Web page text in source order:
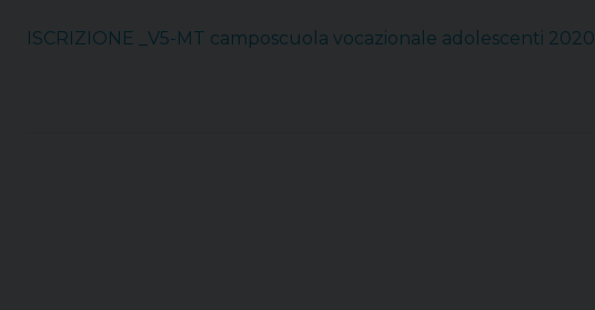
ISCRIZIONE _V5-MT camposcuola vocazionale adolescenti 2020_